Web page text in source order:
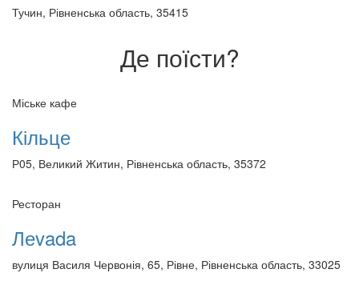
Тучин, Рівненська область, 35415
Де поїсти?
Міське кафе
Кільце
Р05, Великий Житин, Рівненська область, 35372
Ресторан
Леvada
вулиця Василя Червонія, 65, Рівне, Рівненська область, 33025